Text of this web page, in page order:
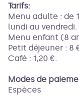
Tarifs:
Menu adulte : de
lundi au
Menu enfant (8
Petit déjeuner : 8
Café : 1,20 €.
Modes de
Espèces